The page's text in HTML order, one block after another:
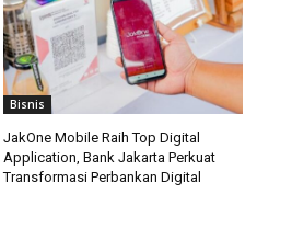
Bisnis
JakOne Mobile Raih Top Digital
Application, Bank Jakarta Perkuat
Transformasi Perbankan Digital